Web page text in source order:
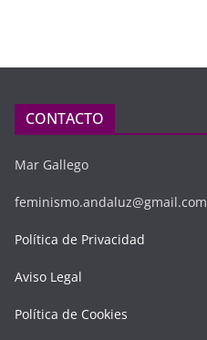
CONTACTO
Mar Gallego
feminismo.andaluz@gmail.com
Política de Privacidad
Aviso Legal
Política de Cookies